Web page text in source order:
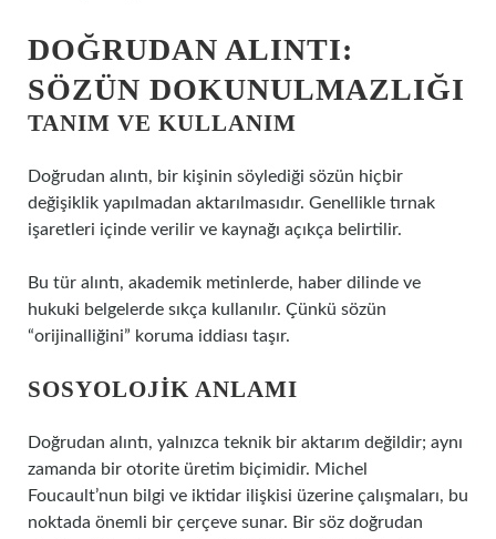
DOĞRUDAN ALINTI:
SÖZÜN DOKUNULMAZLIĞI
TANIM VE KULLANIM
Doğrudan alıntı, bir kişinin söylediği sözün hiçbir
değişiklik yapılmadan aktarılmasıdır. Genellikle tırnak
işaretleri içinde verilir ve kaynağı açıkça belirtilir.
Bu tür alıntı, akademik metinlerde, haber dilinde ve
hukuki belgelerde sıkça kullanılır. Çünkü sözün
“orijinalliğini” koruma iddiası taşır.
SOSYOLOJIK ANLAMI
Doğrudan alıntı, yalnızca teknik bir aktarım değildir; aynı
zamanda bir otorite üretim biçimidir. Michel
Foucault’nun bilgi ve iktidar ilişkisi üzerine çalışmaları, bu
noktada önemli bir çerçeve sunar. Bir söz doğrudan